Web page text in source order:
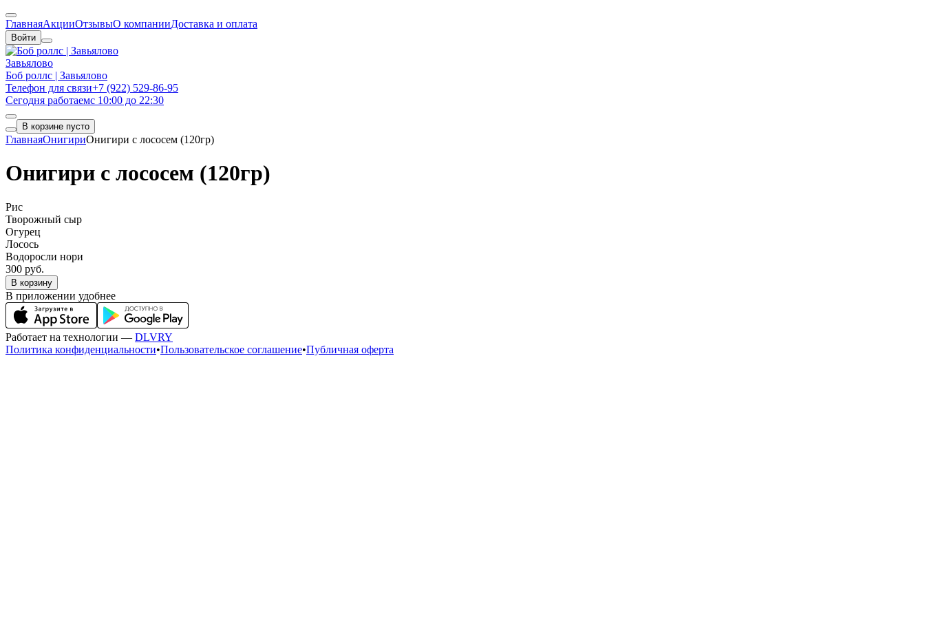
ГлавнаяАкцииОтзывыО компанииДоставка и оплата
Войти
Завьялово
Боб роллс | Завьялово
Телефон для связи+7 (922) 529-86-95
Сегодня работаемс 10:00 до 22:30
В корзине пусто
ГлавнаяОнигириОнигири с лососем (120гр)
Онигири с лососем (120гр)
Рис
Творожный сыр
Огурец
Лосось
Водоросли нори
300 руб.
В корзину
В приложении удобнее
Работает на технологии — DLVRY
Политика конфиденциальности•Пользовательское соглашение•Публичная оферта